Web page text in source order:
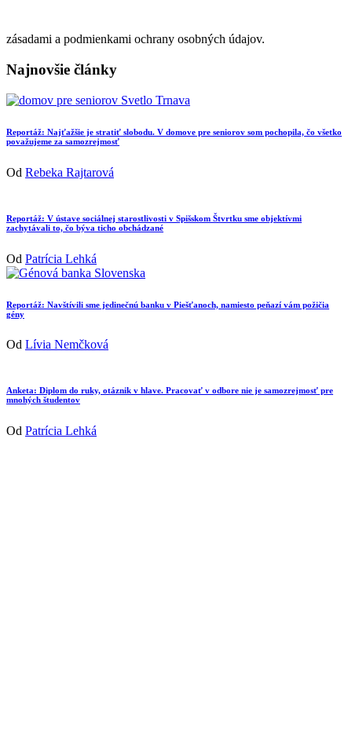
zásadami a podmienkami ochrany osobných údajov.
Najnovšie články
Reportáž: Najťažšie je stratiť slobodu. V domove pre seniorov som pochopila, čo všetko
považujeme za samozrejmosť
Od Rebeka Rajtarová
Reportáž: V ústave sociálnej starostlivosti v Spišskom Štvrtku sme objektívmi
zachytávali to, čo býva ticho obchádzané
Od Patrícia Lehká
Reportáž: Navštívili sme jedinečnú banku v Piešťanoch, namiesto peňazí vám požičia
gény
Od Lívia Nemčková
Anketa: Diplom do ruky, otáznik v hlave. Pracovať v odbore nie je samozrejmosť pre
mnohých študentov
Od Patrícia Lehká